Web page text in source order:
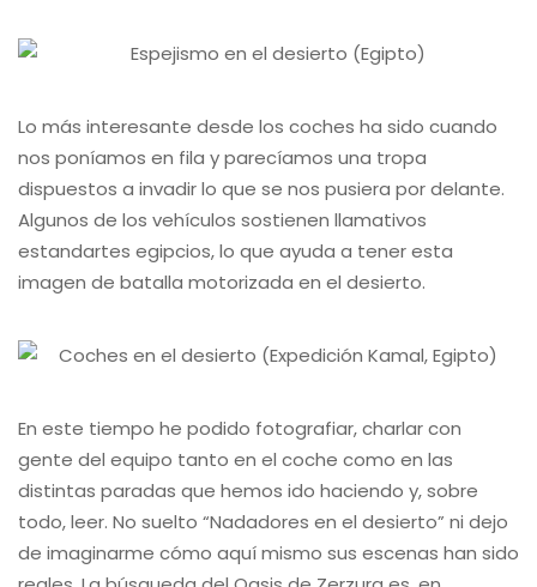
Lo más interesante desde los coches ha sido cuando
nos poníamos en fila y parecíamos una tropa
dispuestos a invadir lo que se nos pusiera por delante.
Algunos de los vehículos sostienen llamativos
estandartes egipcios, lo que ayuda a tener esta
imagen de batalla motorizada en el desierto.
En este tiempo he podido fotografiar, charlar con
gente del equipo tanto en el coche como en las
distintas paradas que hemos ido haciendo y, sobre
todo, leer. No suelto “Nadadores en el desierto” ni dejo
de imaginarme cómo aquí mismo sus escenas han sido